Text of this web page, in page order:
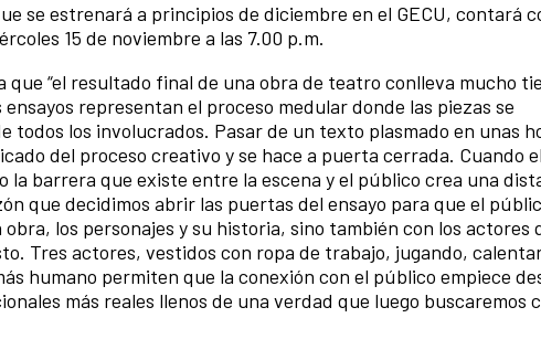
se estrenará a principios de diciembre en el GECU, contará
15 de noviembre a las 7.00 p.m.
“el resultado final de una obra de teatro conlleva mucho
representan el proceso medular donde las piezas se
todos los involucrados. Pasar de un texto plasmado en unas
del proceso creativo y se hace a puerta cerrada. Cuando el
barrera que existe entre la escena y el público crea una
que decidimos abrir las puertas del ensayo para que el
los personajes y su historia, sino también con los actores
Tres actores, vestidos con ropa de trabajo, jugando,
humano permiten que la conexión con el público empiece
más reales llenos de una verdad que luego buscaremos